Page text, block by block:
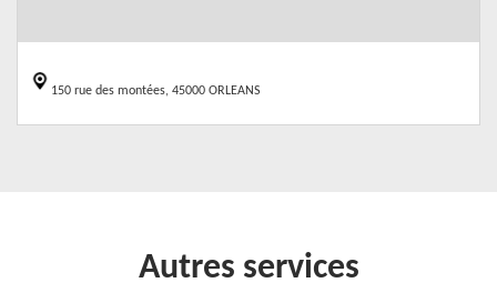
150 rue des montées, 45000 ORLEANS
Autres services